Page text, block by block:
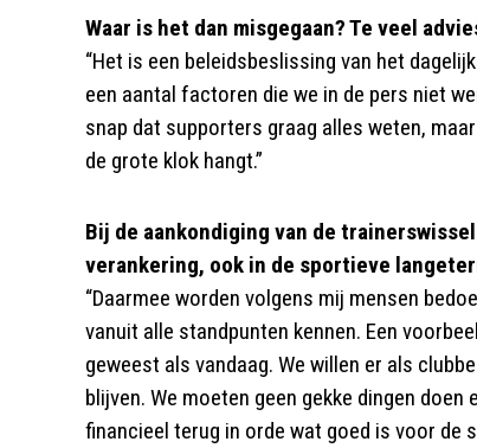
Waar is het dan misgegaan? Te veel
“Het is een beleidsbeslissing van het
een aantal factoren die we in de pers niet
snap dat supporters graag alles weten,
de grote klok hangt.”
Bij de aankondiging van de
verankering, ook in de sportieve
“Daarmee worden volgens mij mensen
vanuit alle standpunten kennen. Een
geweest als vandaag. We willen er als
blijven. We moeten geen gekke dingen
financieel terug in orde wat goed is voor de